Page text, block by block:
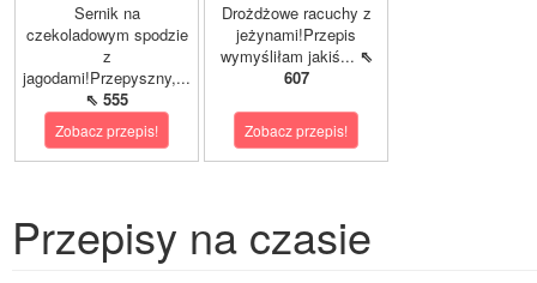
Sernik na
czekoladowym spodzie
z
jagodami!Przepyszny,...
⇖ 555
Zobacz przepis!
Drożdżowe racuchy z
jeżynami!Przepis
wymyśliłam jakiś... ⇖
607
Zobacz przepis!
Przepisy na czasie